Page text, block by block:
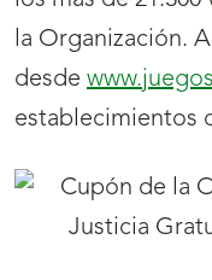
la Organización.
desde
establecimientos